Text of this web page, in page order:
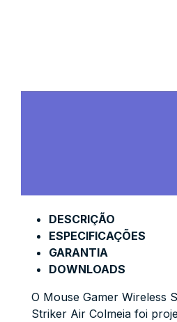
DESCRIÇÃO
ESPECIFICAÇÕES
GARANTIA
DOWNLOADS
O Mouse Gamer Wireless
Striker Air Colmeia foi